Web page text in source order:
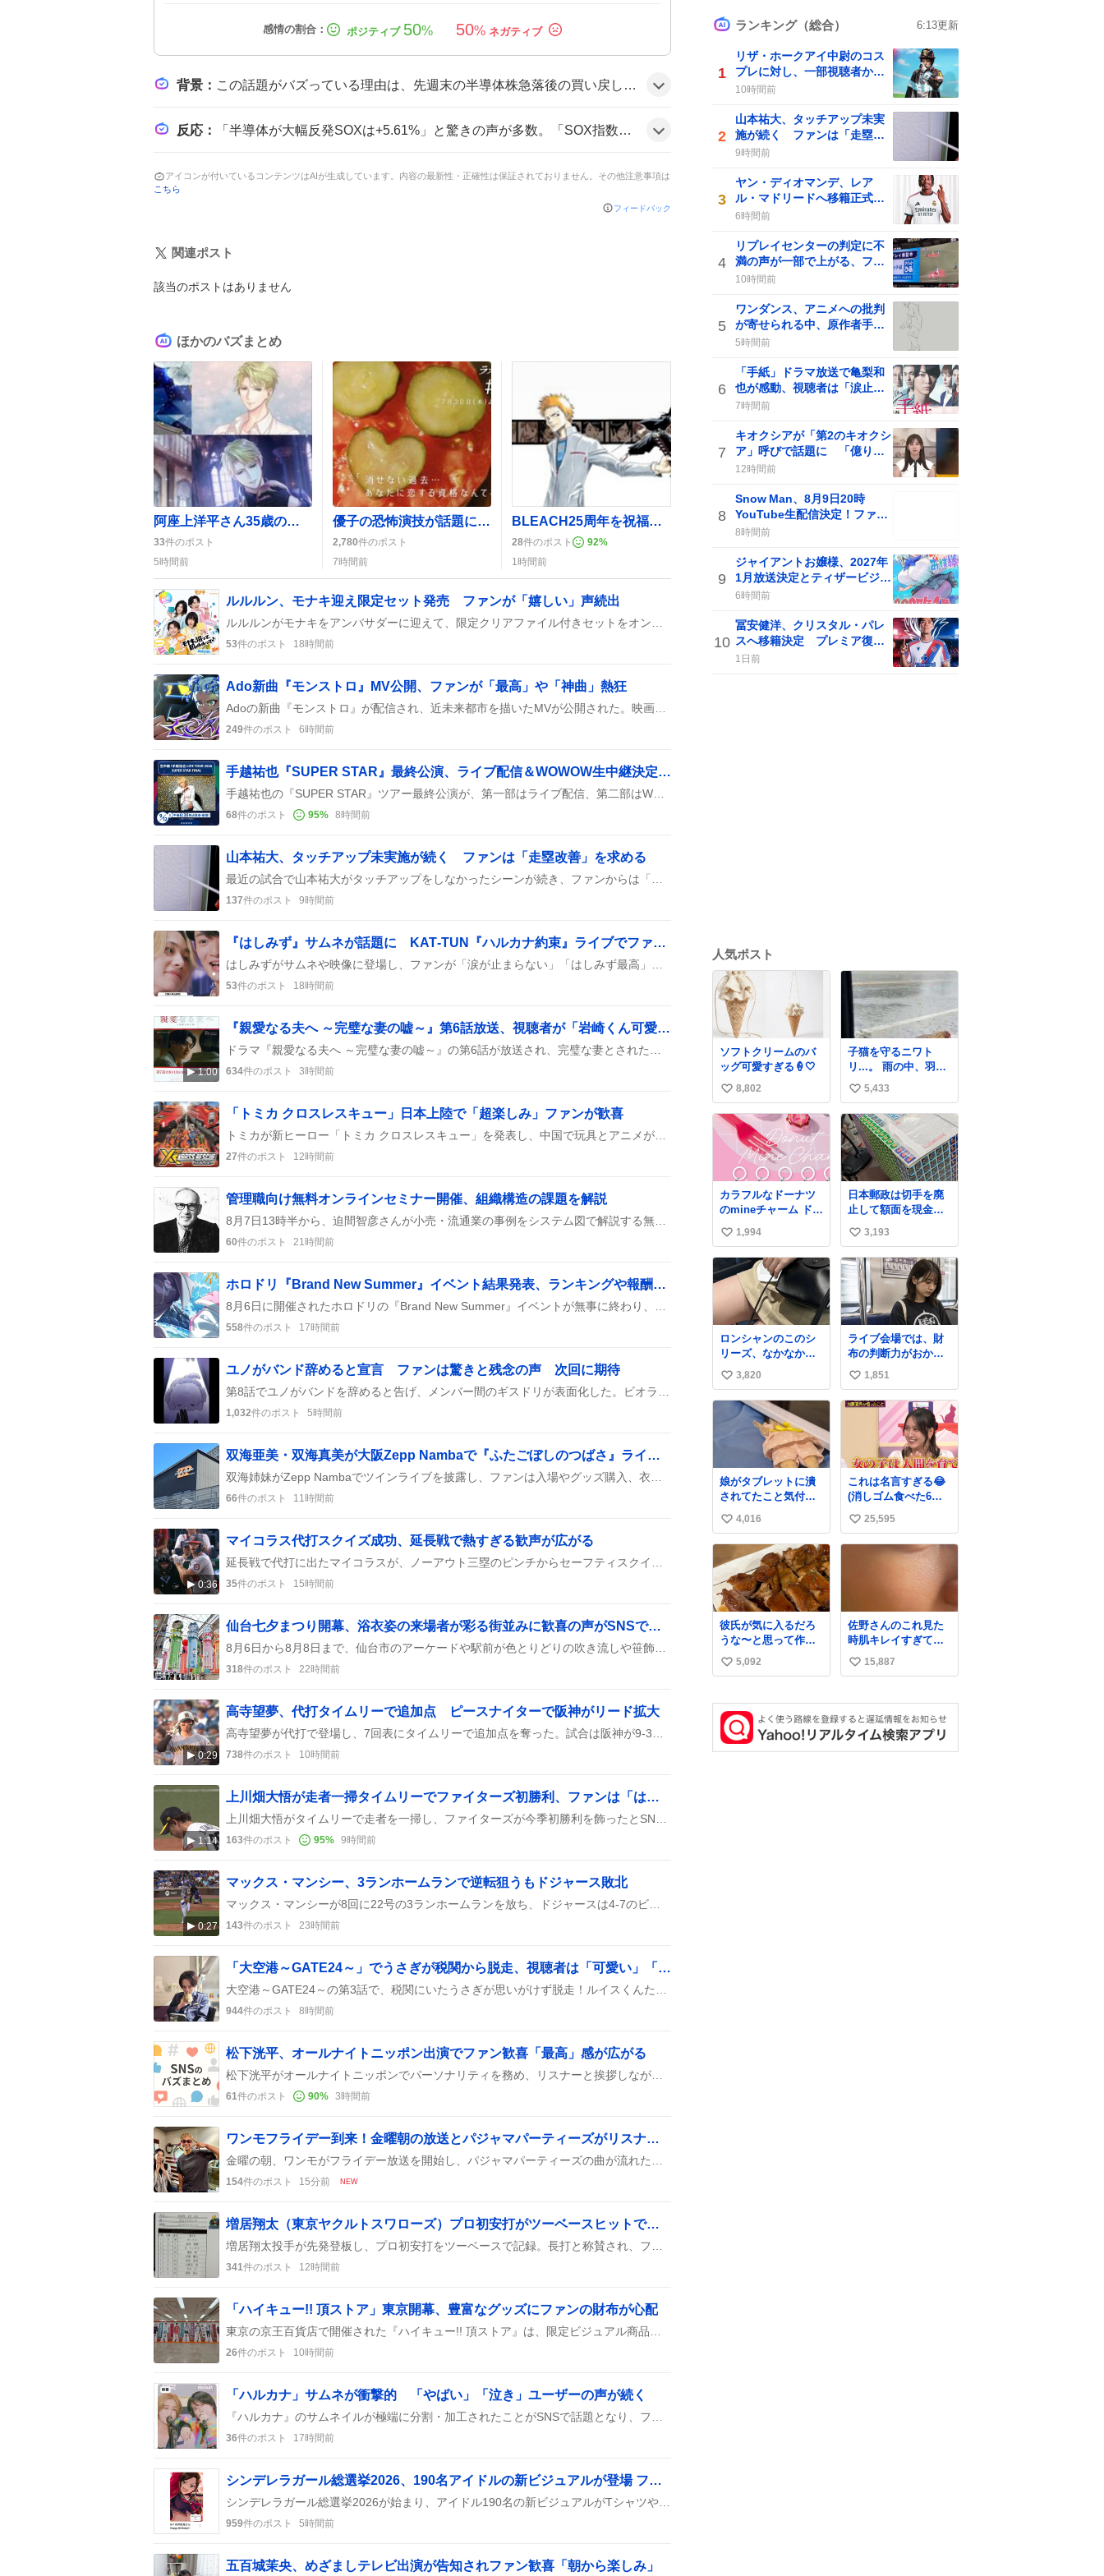
50% 50%
背景 ： この話題がバズっている理由は、先週末の半導体株急落後の買い戻しが勢いを増し、SOX指数が急上昇したことが投資家の注目を集めたためで、AI需要やテクノロジー関連の期待感が後押しした可能性がある。
反応 ： 「半導体が大幅反発SOXは+5.61%」と驚きの声が多数。「SOX指数の高値圏でSOXS2,000株」など投資家は熱狂的にコメントし、「半導体株が急回復でテンション上がっている」様子が見られる。
アイコンが付いているコンテンツはAIが生成しています。内容の最新性・正確性は保証されておりません。その他注意事項は
こちら
フィードバック
関連ポスト
該当のポストはありません
ほかのバズまとめ
阿座上洋平さん35歳の誕生日が祝福の嵐、ファンから「素敵な一年を」の声続出
33件のポスト
5時間前
優子の恐怖演技が話題に『ラストノート』第5話で“優子劇場”がトレンド入り
2,780件のポスト
7時間前
BLEACH25周年を祝福、ファンは「人生そのもの」と熱狂がSNSで広がる
28件のポスト 92%
1時間前
ルルルン、モナキ迎え限定セット発売 ファンが「嬉しい」声続出
53件のポスト 18時間前
Ado新曲『モンストロ』MV公開、ファンが「最高」や「神曲」熱狂
249件のポスト 6時間前
手越祐也『SUPER STAR』最終公演、ライブ配信＆WOWOW生中継決定にファン歓喜
68件のポスト 95% 8時間前
山本祐大、タッチアップ未実施が続く ファンは「走塁改善」を求める
137件のポスト 9時間前
『はしみず』サムネが話題に KAT‑TUN『ハルカナ約束』ライブでファン歓喜の声
53件のポスト 18時間前
1:00
『親愛なる夫へ ～完璧な妻の嘘～』第6話放送、視聴者が「岩崎くん可愛い」など熱狂的リアクション
634件のポスト 3時間前
「トミカ クロスレスキュー」日本上陸で「超楽しみ」ファンが歓喜
27件のポスト 12時間前
管理職向け無料オンラインセミナー開催、組織構造の課題を解説
60件のポスト 21時間前
ホロドリ『Brand New Summer』イベント結果発表、ランキングや報酬にファン歓喜
558件のポスト 17時間前
ユノがバンド辞めると宣言 ファンは驚きと残念の声 次回に期待
1,032件のポスト 5時間前
双海亜美・双海真美が大阪Zepp Nambaで『ふたごぼしのつばさ』ライブ開催、ファン歓喜の様子
66件のポスト 11時間前
0:36
マイコラス代打スクイズ成功、延長戦で熱すぎる歓声が広がる
35件のポスト 15時間前
仙台七夕まつり開幕、浴衣姿の来場者が彩る街並みに歓喜の声がSNSで話題に
318件のポスト 22時間前
0:29
高寺望夢、代打タイムリーで追加点 ピースナイターで阪神がリード拡大
738件のポスト 10時間前
1:14
上川畑大悟が走者一掃タイムリーでファイターズ初勝利、ファンは「はむほー」歓喜
163件のポスト 95% 9時間前
0:27
マックス・マンシー、3ランホームランで逆転狙うもドジャース敗北
143件のポスト 23時間前
「大空港～GATE24～」でうさぎが税関から脱走、視聴者は「可愛い」「笑える」と大興奮
944件のポスト 8時間前
松下洸平、オールナイトニッポン出演でファン歓喜「最高」感が広がる
61件のポスト 90% 3時間前
ワンモフライデー到来！金曜朝の放送とパジャマパーティーズがリスナーを沸かせる
154件のポスト 15分前 NEW
増居翔太（東京ヤクルトスワローズ）プロ初安打がツーベースヒットで話題に、ファン歓喜の声続く
341件のポスト 12時間前
「ハイキュー!! 頂ストア」東京開幕、豊富なグッズにファンの財布が心配
26件のポスト 10時間前
「ハルカナ」サムネが衝撃的 「やばい」「泣き」ユーザーの声が続く
36件のポスト 17時間前
シンデレラガール総選挙2026、190名アイドルの新ビジュアルが登場 ファン投票が加熱
959件のポスト 5時間前
五百城茉央、めざましテレビ出演が告知されファン歓喜「朝から楽しみ」
ランキング（総合） 6:13更新
1
リザ・ホークアイ中尉のコス
プレに対し、一部視聴者から
批判の声が上がる
10時間前
2
山本祐大、タッチアップ未実
施が続く ファンは「走塁改
善」を求める
9時間前
3
ヤン・ディオマンデ、レア
ル・マドリードへ移籍正式発
表 “最高額”で期待の声が沸
6時間前
4
リプレイセンターの判定に不
満の声が一部で上がる、ファ
ンは「アウトだって！」と意
10時間前
5
ワンダンス、アニメへの批判
が寄せられる中、原作者手描
き動画でファンが沸騰
5時間前
6
「手紙」ドラマ放送で亀梨和
也が感動、視聴者は「涙止ま
らん」や「胸が苦しい」声が
7時間前
7
キオクシアが「第2のキオクシ
ア」呼びで話題に 「億り人
量産年」の期待が一部で広が
12時間前
8
Snow Man、8月9日20時
YouTube生配信決定！ファン
歓喜の“やったー”が止まらな
8時間前
9
ジャイアントお嬢様、2027年
1月放送決定とティザービジュ
アル公開にファン歓喜
6時間前
10
冨安健洋、クリスタル・パレ
スへ移籍決定 プレミア復帰
にファン歓喜
1日前
人気ポスト
ソフトクリームのバ
ッグ可愛すぎる🍦🤍
い
い
ね
数
8,802
子猫を守るニワト
リ...。 雨の中、羽の
中に子猫を入れて守
る姿に感動した！！
愛は種族を超える！
い
い
ね
数
5,433
カラフルなドーナツ
のmineチャーム ドー
ナツのMine charm
マインチャーム
fumuo.jp/view/item/
0000…
い
い
ね
1,994
日本郵政は切手を廃
止して額面を現金で
払い戻せ2026 #日本
郵政
@JapanPostHD_PR
い
い
ね
3,193
ロンシャンのこのシ
リーズ、なかなか安
くならないのにセー
ル価格になってる🖤
✨レザーなのが反則
級にかわいい。持っ
てるだけでコーデが
格上げされる。
い
い
3,820
ライブ会場では、財
布の判断力がおかし
くなる。
い
い
1,851
娘がタブレットに潰
されてたこと気付か
なかった。 旦那だけ
は娘の波長を感じ取
れるから声出せずと
もSOSが伝わったら
しい。 急いで旦那が
救出して、泣きじゃ
くる娘に自分も謝っ
て抱きしめようとし
たら、ビンタされて
しまった。3回ほど。
小さい手だけど、地
味に痛い。 その後、
てた。
い
い
ね
数
4,016
これは名言すぎる😂
(消しゴム食べた6歳
の弟を思い出しなが
ら)
い
い
25,595
彼氏が気に入るだろ
うな〜と思って作っ
たら想像の何倍も美
味しい美味しい言っ
い
ね
数
5,092
佐野さんのこれ見た
時肌キレイすぎてび
っくりしたし、やは
りアイドルって体型･
い
ね
数
15,887